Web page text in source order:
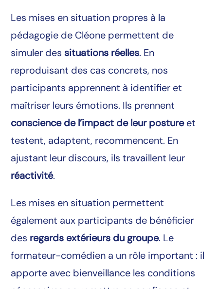
Les mises en situation propres à la
pédagogie de Cléone permettent de
simuler dessituations réelles. En
reproduisant des cas concrets, nos
participants apprennent à identifier et
maîtriser leurs émotions. Ils prennent
conscience de l’impact de leur postureet
testent, adaptent, recommencent. En
ajustant leur discours, ils travaillent leur
réactivité.
Les mises en situation permettent
également aux participants de bénéficier
des regards extérieurs du groupe. Le
formateur-comédien a un rôle important : il
apporte avec bienveillance les conditions